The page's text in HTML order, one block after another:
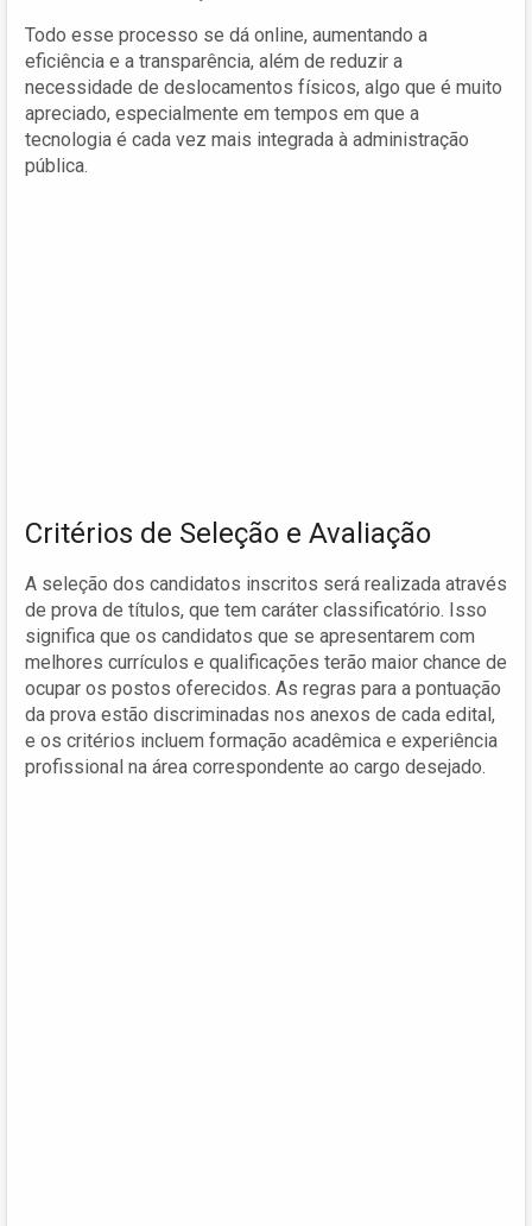
Todo esse processo se dá online, aumentando a
eficiência e a transparência, além de reduzir a
necessidade de deslocamentos físicos, algo que é muito
apreciado, especialmente em tempos em que a
tecnologia é cada vez mais integrada à administração
pública.
Critérios de Seleção e Avaliação
A seleção dos candidatos inscritos será realizada através
de prova de títulos, que tem caráter classificatório. Isso
significa que os candidatos que se apresentarem com
melhores currículos e qualificações terão maior chance de
ocupar os postos oferecidos. As regras para a pontuação
da prova estão discriminadas nos anexos de cada edital,
e os critérios incluem formação acadêmica e experiência
profissional na área correspondente ao cargo desejado.